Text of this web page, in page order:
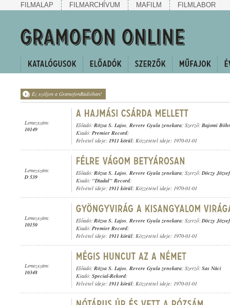
FILMALAP FILMARCHÍVUM MAFILM FILMLABOR
Ez szóljon a GramofonRádióban!
Lemezszám:
10149
Előadó: Rózsa S. Lajos, Revere Gyula zenekara; Szerző: Bajomi
Kiadó: Premier Record;
Felvétel ideje: 1911 körül; Közzététel ideje: 1970-01-01
Lemezszám:
D 539
Előadó: Rózsa S. Lajos, Revere Gyula zenekara; Szerző:Dóczy József
Kiadó: "Diadal" Record;
Felvétel ideje: 1911 körül; Közzététel ideje: 1970-01-01
Lemezszám:
10150
Előadó: Rózsa S. Lajos, Revere Gyula zenekara; Szerző:Dóczy József
Kiadó: Premier Record;
Felvétel ideje: 1911 körül; Közzététel ideje: 1970-01-01
Lemezszám:
10348
Előadó: Rózsa S. Lajos, Revere Gyula zenekara; Szerző: Sas Náci
Kiadó: Special-Rekord;
Felvétel ideje: 1911 körül; Közzététel ideje: 1970-01-01